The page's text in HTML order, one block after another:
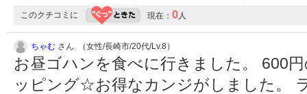
このクチコミに 現在： 0人
ちゃむ さん （女性/長崎市/20代/Lv.8）
お昼ゴハンを食べに行きました。 600
ッピング☆お得なカンジがしました。